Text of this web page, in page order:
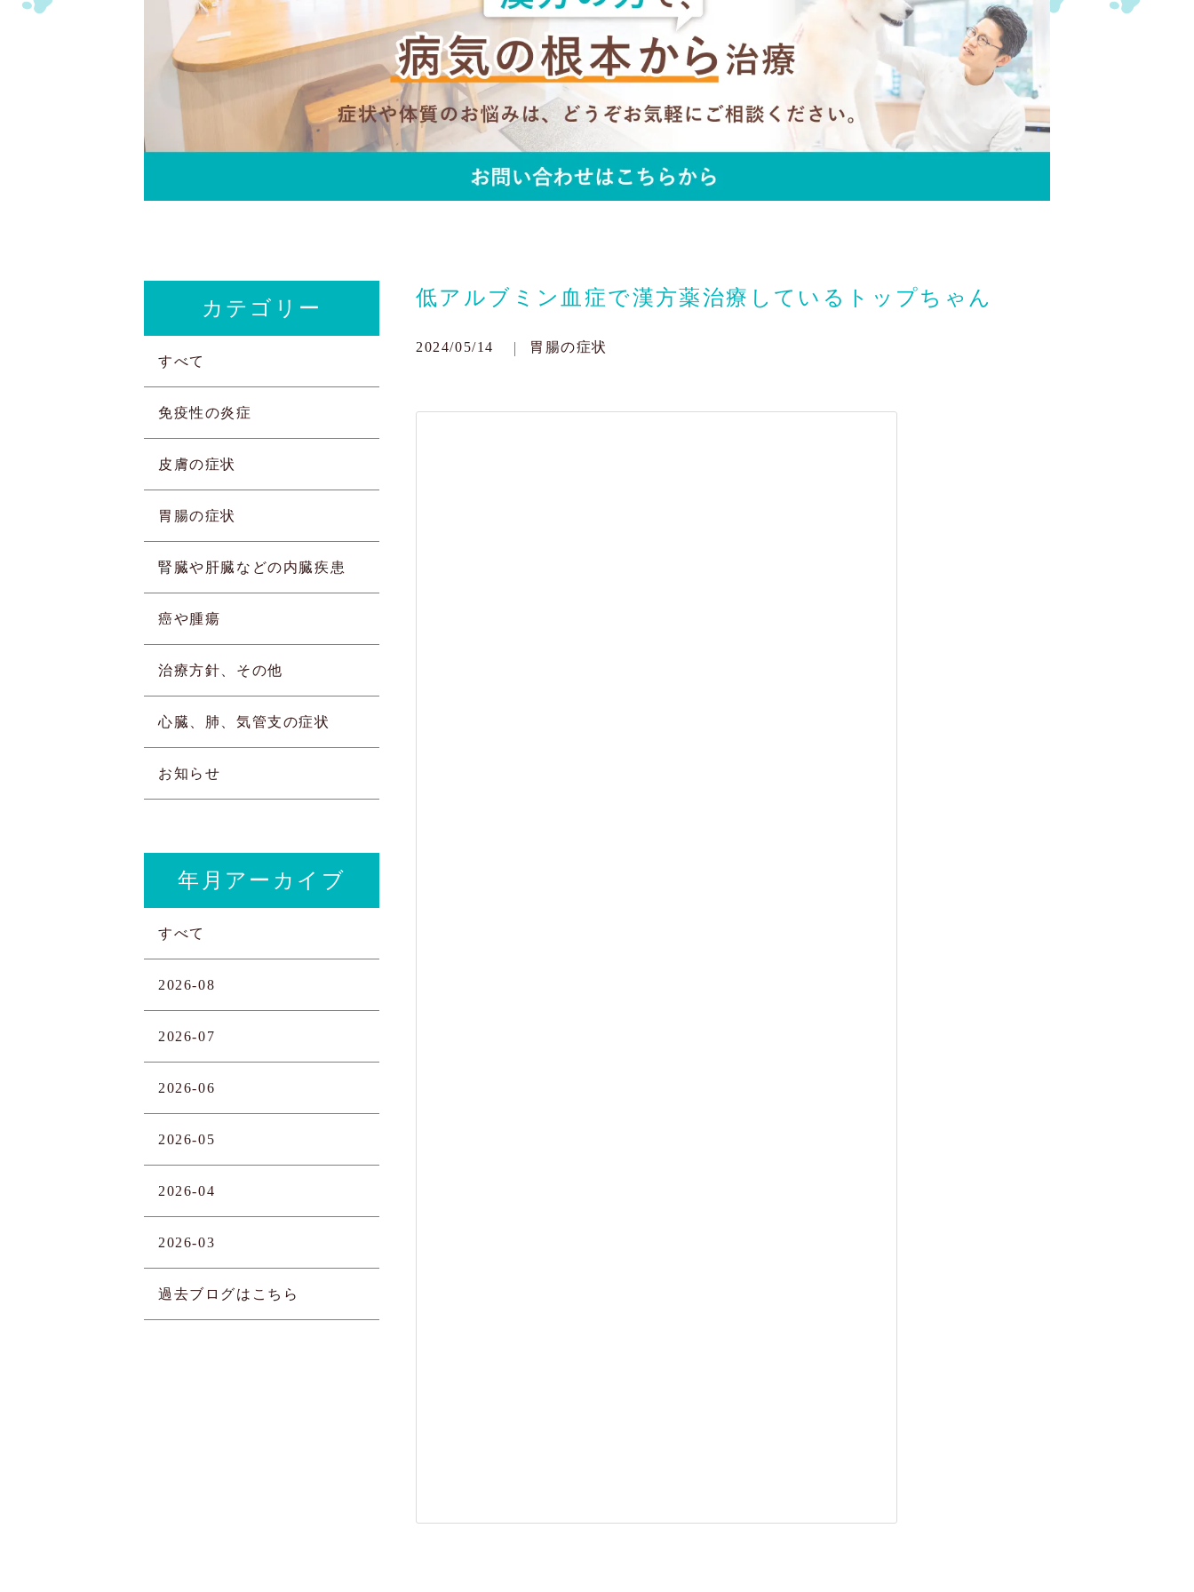
低アルブミン血症で漢方薬治療しているトップちゃん
2024/05/14 胃腸の症状
カテゴリー
すべて
免疫性の炎症
皮膚の症状
胃腸の症状
腎臓や肝臓などの内臓疾患
癌や腫瘍
治療方針、その他
心臓、肺、気管支の症状
お知らせ
年月アーカイブ
すべて
2026-08
2026-07
2026-06
2026-05
2026-04
2026-03
過去ブログはこちら